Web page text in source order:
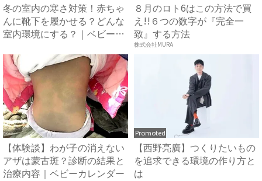
冬の室内の寒さ対策！赤ちゃ
んに靴下を履かせる？どんな
室内環境にする？｜ベビーカ
８月のロト6はこの方法で買
え!!６つの数字が『完全一
致』する方法
株式会社MURA
【体験談】わが子の消えない
アザは蒙古斑？診断の結果と
治療内容｜ベビーカレンダー
Promoted
【西野亮廣】つくりたいもの
を追求できる環境の作り方と
は